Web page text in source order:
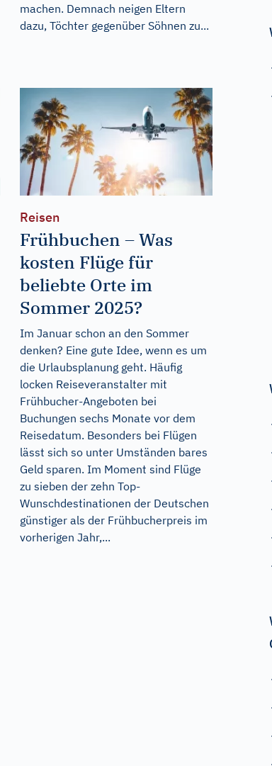
machen. Demnach neigen Eltern
dazu, Töchter gegenüber Söhnen zu...
Reisen
Frühbuchen – Was
kosten Flüge für
beliebte Orte im
Sommer 2025?
Im Januar schon an den Sommer
denken? Eine gute Idee, wenn es um
die Urlaubsplanung geht. Häufig
locken Reiseveranstalter mit
Frühbucher-Angeboten bei
Buchungen sechs Monate vor dem
Reisedatum. Besonders bei Flügen
lässt sich so unter Umständen bares
Geld sparen. Im Moment sind Flüge
zu sieben der zehn Top-
Wunschdestinationen der Deutschen
günstiger als der Frühbucherpreis im
vorherigen Jahr,...